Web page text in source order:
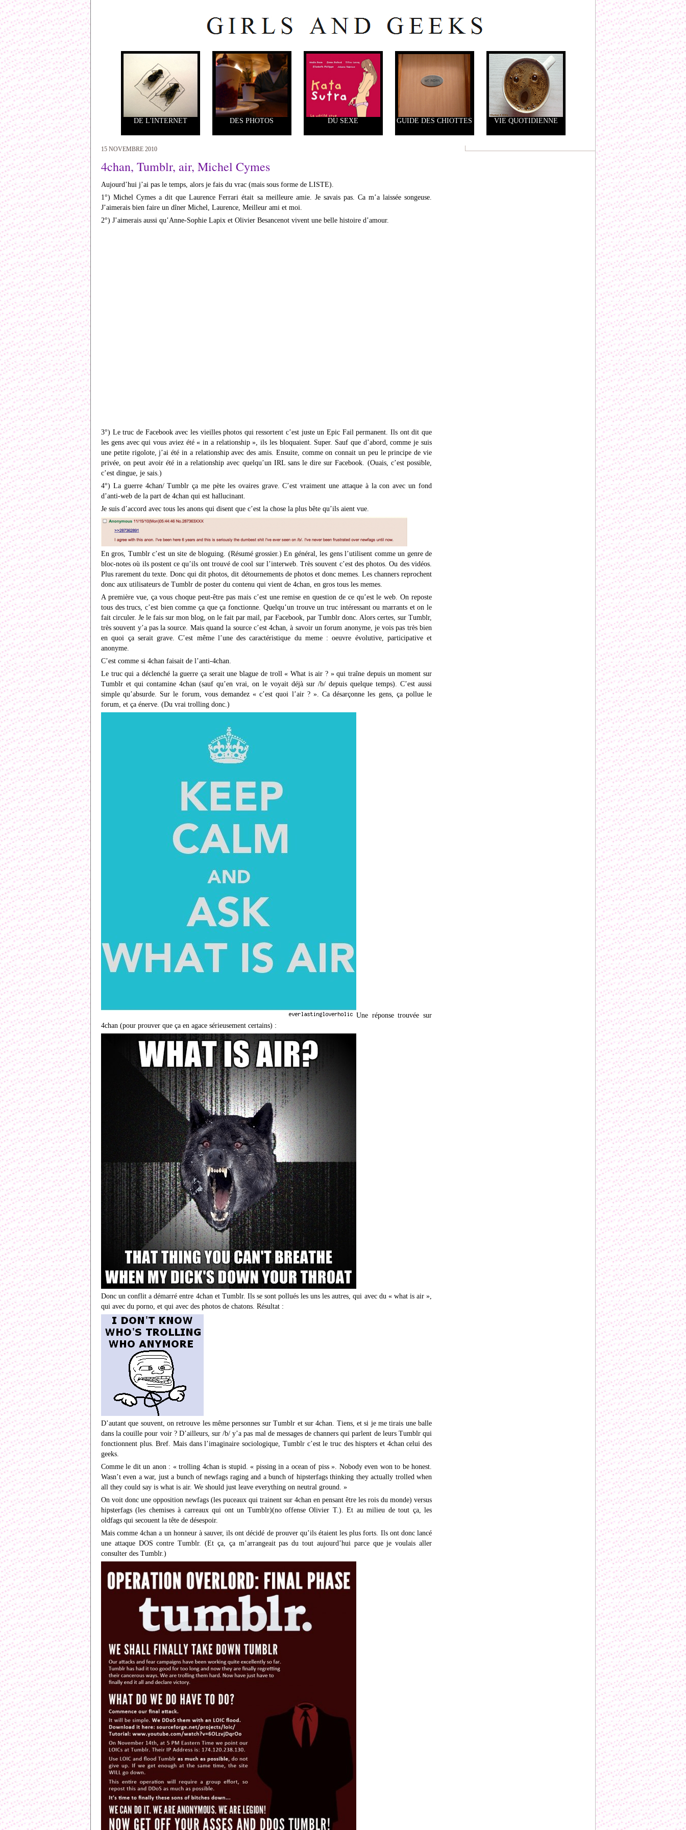
DE L'INTERNET DES PHOTOS DU SEXE GUIDE DES CHIOTTES VIE QUOTIDIENNE
15 NOVEMBRE 2010
4chan, Tumblr, air, Michel Cymes
Aujourd’hui j’ai pas le temps, alors je fais du vrac (mais sous forme de LISTE).
1°) Michel Cymes a dit que Laurence Ferrari était sa meilleure amie. Je savais pas. Ca m’a laissée songeuse.
J’aimerais bien faire un dîner Michel, Laurence, Meilleur ami et moi.
2°) J’aimerais aussi qu’Anne-Sophie Lapix et Olivier Besancenot vivent une belle histoire d’amour.
3°) Le truc de Facebook avec les vieilles photos qui ressortent c’est juste un Epic Fail permanent. Ils ont dit que
les gens avec qui vous aviez été « in a relationship », ils les bloquaient. Super. Sauf que d’abord, comme je suis
une petite rigolote, j’ai été in a relationship avec des amis. Ensuite, comme on connait un peu le principe de vie
privée, on peut avoir été in a relationship avec quelqu’un IRL sans le dire sur Facebook. (Ouais, c’est possible,
c’est dingue, je sais.)
4°) La guerre 4chan/ Tumblr ça me pète les ovaires grave. C’est vraiment une attaque à la con avec un fond
d’anti-web de la part de 4chan qui est hallucinant.
Je suis d’accord avec tous les anons qui disent que c’est la chose la plus bête qu’ils aient vue.
En gros, Tumblr c’est un site de bloguing. (Résumé grossier.) En général, les gens l’utilisent comme un genre de
bloc-notes où ils postent ce qu’ils ont trouvé de cool sur l’interweb. Très souvent c’est des photos. Ou des vidéos.
Plus rarement du texte. Donc qui dit photos, dit détournements de photos et donc memes. Les channers reprochent
donc aux utilisateurs de Tumblr de poster du contenu qui vient de 4chan, en gros tous les memes.
A première vue, ça vous choque peut-être pas mais c’est une remise en question de ce qu’est le web. On reposte
tous des trucs, c’est bien comme ça que ça fonctionne. Quelqu’un trouve un truc intéressant ou marrants et on le
fait circuler. Je le fais sur mon blog, on le fait par mail, par Facebook, par Tumblr donc. Alors certes, sur Tumblr,
très souvent y’a pas la source. Mais quand la source c’est 4chan, à savoir un forum anonyme, je vois pas très bien
en quoi ça serait grave. C’est même l’une des caractéristique du meme : oeuvre évolutive, participative et
anonyme.
C’est comme si 4chan faisait de l’anti-4chan.
Le truc qui a déclenché la guerre ça serait une blague de troll « What is air ? » qui traîne depuis un moment sur
Tumblr et qui contamine 4chan (sauf qu’en vrai, on le voyait déjà sur /b/ depuis quelque temps). C’est aussi
simple qu’absurde. Sur le forum, vous demandez « c’est quoi l’air ? ». Ca désarçonne les gens, ça pollue le
forum, et ça énerve. (Du vrai trolling donc.)
Une réponse trouvée sur
4chan (pour prouver que ça en agace sérieusement certains) :
Donc un conflit a démarré entre 4chan et Tumblr. Ils se sont pollués les uns les autres, qui avec du « what is air »,
qui avec du porno, et qui avec des photos de chatons. Résultat :
D’autant que souvent, on retrouve les même personnes sur Tumblr et sur 4chan. Tiens, et si je me tirais une balle
dans la couille pour voir ? D’ailleurs, sur /b/ y’a pas mal de messages de channers qui parlent de leurs Tumblr qui
fonctionnent plus. Bref. Mais dans l’imaginaire sociologique, Tumblr c’est le truc des hispters et 4chan celui des
geeks.
Comme le dit un anon : « trolling 4chan is stupid. « pissing in a ocean of piss ». Nobody even won to be honest.
Wasn’t even a war, just a bunch of newfags raging and a bunch of hipsterfags thinking they actually trolled when
all they could say is what is air. We should just leave everything on neutral ground. »
On voit donc une opposition newfags (les puceaux qui trainent sur 4chan en pensant être les rois du monde) versus
hipsterfags (les chemises à carreaux qui ont un Tumblr)(no offense Olivier T.). Et au milieu de tout ça, les
oldfags qui secouent la tête de désespoir.
Mais comme 4chan a un honneur à sauver, ils ont décidé de prouver qu’ils étaient les plus forts. Ils ont donc lancé
une attaque DOS contre Tumblr. (Et ça, ça m’arrangeait pas du tout aujourd’hui parce que je voulais aller
consulter des Tumblr.)